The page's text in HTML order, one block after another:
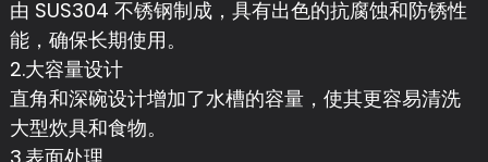
由 SUS304 不锈钢制成，具有出色的抗腐蚀和防锈性
能，确保长期使用。
2.大容量设计
直角和深碗设计增加了水槽的容量，使其更容易清洗
大型炊具和食物。